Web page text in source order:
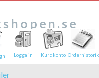
Logga in Kundkonto Orderhistorik
Tipsa en vän:
e-post*